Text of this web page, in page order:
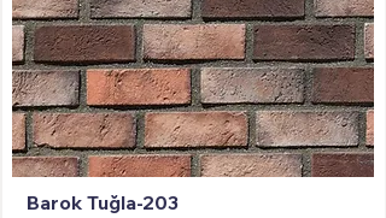
Barok Tuğla-203